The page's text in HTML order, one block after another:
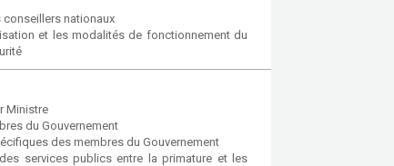
nationaux
et les modalités de fonctionnement du
Ministre
du Gouvernement
des membres du Gouvernement
services publics entre la primature et les